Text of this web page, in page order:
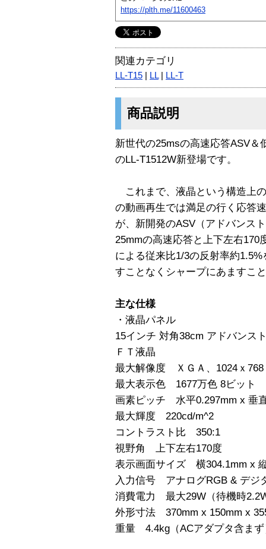
https://plth.me/11600463
関連カテゴリ
LL-T15 LL| LL-T
商品説明
新世代の25msの高速応答ASV＆
のLL-T1512W新登場です。
これまで、液晶という構造上
の動画再生では満足の行く応答
が、新開発のASV（アドバンス
25mmの高速応答と上下左右170
による従来比1/3の反射率約
すことなくシャープにあますこ
主な仕様
・液晶パネル
15インチ 対角38cm アドバンス
ＦＴ液晶
最大解像度 ＸＧＡ、1024ｘ768
最大表示色 1677万色 8ビット
画素ピッチ 水平0.297mm x 垂
最大輝度 220cd/m^2
コントラスト比 350:1
視野角 上下左右170度
表示画面サイズ 横304.1mm x
入力信号 アナログRGB & デジ
消費電力 最大29W（待機時
外形寸法 370mm x 150mm x
重量 4.4kg（ACアダプタ含まず